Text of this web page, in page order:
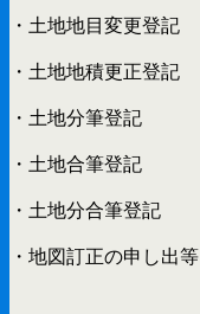
・土地地目変更登記
・土地地積更正登記
・土地分筆登記
・土地合筆登記
・土地分合筆登記
・地図訂正の申し出等